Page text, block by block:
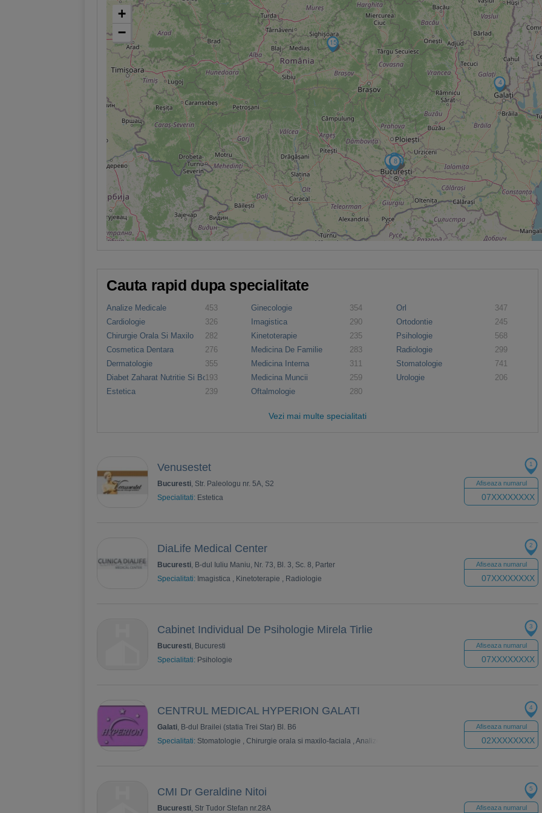
1
23
4
5
6
7
89
10
11
1213
14
15
+
−
Cauta rapid dupa specialitate
Analize Medicale
453
Cardiologie
326
Chirurgie Orala Si Maxilo
Faciala
282
Cosmetica Dentara
276
Dermatologie
355
Diabet Zaharat Nutritie Si Boli
Metabolice
193
Estetica
239
Ginecologie
354
Imagistica
290
Kinetoterapie
235
Medicina De Familie
283
Medicina Interna
311
Medicina Muncii
259
Oftalmologie
280
Orl
347
Ortodontie
245
Psihologie
568
Radiologie
299
Stomatologie
741
Urologie
206
Vezi mai multe specialitati
Venusestet
Bucuresti, Str. Paleologu nr. 5A, S2
Specialitati: Estetica
Afiseaza numarul
07XXXXXXXX
1
DiaLife Medical Center
Bucuresti, B-dul Iuliu Maniu, Nr. 73, Bl. 3, Sc. 8, Parter
Specialitati: Imagistica , Kinetoterapie , Radiologie
Afiseaza numarul
07XXXXXXXX
2
Cabinet Individual De Psihologie Mirela Tirlie
Bucuresti, Bucuresti
Specialitati: Psihologie
Afiseaza numarul
07XXXXXXXX
3
CENTRUL MEDICAL HYPERION GALATI
Galati, B-dul Brailei (statia Trei Star) Bl. B6
Specialitati: Stomatologie , Chirurgie orala si maxilo-faciala , Analize Medicale Ginecologie,
Afiseaza numarul
02XXXXXXXX
4
CMI Dr Geraldine Nitoi
Bucuresti, Str Tudor Stefan nr.28A
Afiseaza numarul
5